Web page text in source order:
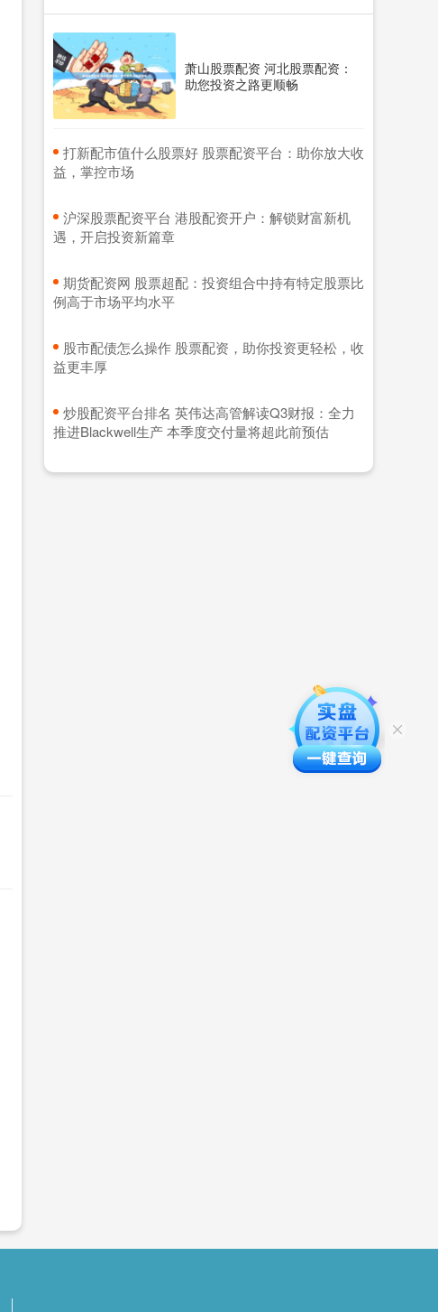
萧山股票配资 河北股票配资：
助您投资之路更顺畅
​打新配市值什么股票好 股票配资平台：助你放大收
益，掌控市场
​沪深股票配资平台 港股配资开户：解锁财富新机
遇，开启投资新篇章
​期货配资网 股票超配：投资组合中持有特定股票比
例高于市场平均水平
​股市配债怎么操作 股票配资，助你投资更轻松，收
益更丰厚
​炒股配资平台排名 英伟达高管解读Q3财报：全力
推进Blackwell生产 本季度交付量将超此前预估